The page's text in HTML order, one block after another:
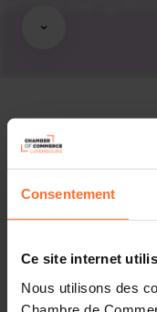
Consentement
Ce site internet
Nous utilisons des